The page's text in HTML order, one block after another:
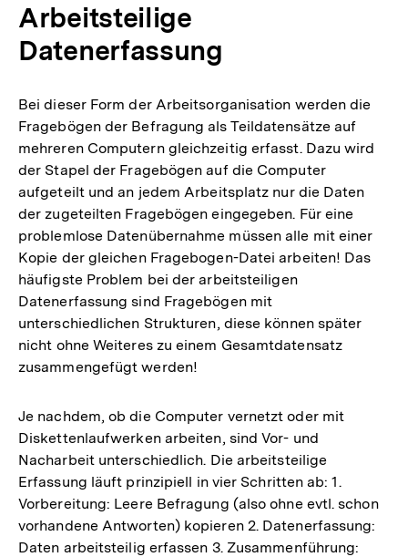
Arbeitsteilige
Datenerfassung
Bei dieser Form der Arbeitsorganisation werden die
Fragebögen der Befragung als Teildatensätze auf
mehreren Computern gleichzeitig erfasst. Dazu wird
der Stapel der Fragebögen auf die Computer
aufgeteilt und an jedem Arbeitsplatz nur die Daten
der zugeteilten Fragebögen eingegeben. Für eine
problemlose Datenübernahme müssen alle mit einer
Kopie der gleichen Fragebogen-Datei arbeiten! Das
häufigste Problem bei der arbeitsteiligen
Datenerfassung sind Fragebögen mit
unterschiedlichen Strukturen, diese können später
nicht ohne Weiteres zu einem Gesamtdatensatz
zusammengefügt werden!
Je nachdem, ob die Computer vernetzt oder mit
Diskettenlaufwerken arbeiten, sind Vor- und
Nacharbeit unterschiedlich. Die arbeitsteilige
Erfassung läuft prinzipiell in vier Schritten ab: 1.
Vorbereitung: Leere Befragung (also ohne evtl. schon
vorhandene Antworten) kopieren 2. Datenerfassung:
Daten arbeitsteilig erfassen 3. Zusammenführung: